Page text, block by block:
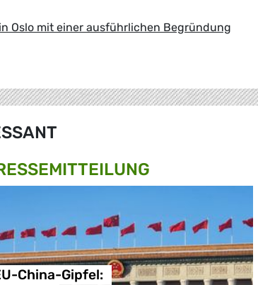
Oslo mit einer ausführlichen Begründung
China-Gipfel: